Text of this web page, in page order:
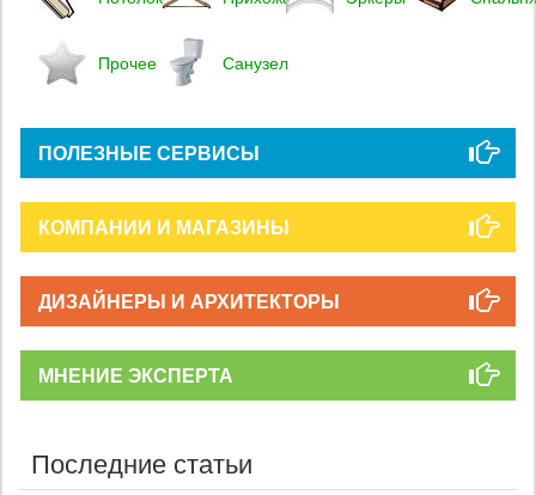
Прочее Санузел
ПОЛЕЗНЫЕ СЕРВИСЫ
КОМПАНИИ И МАГАЗИНЫ
ДИЗАЙНЕРЫ И АРХИТЕКТОРЫ
МНЕНИЕ ЭКСПЕРТА
Последние статьи